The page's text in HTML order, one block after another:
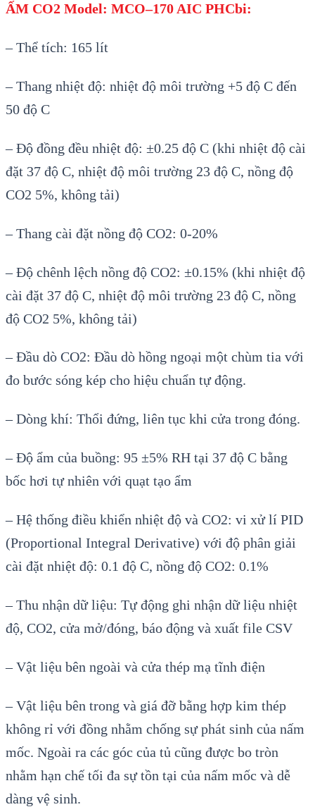
ẤM CO2 Model: MCO–170 AIC PHCbi:
– Thể tích: 165 lít
– Thang nhiệt độ: nhiệt độ môi trường +5 độ C đến
50 độ C
– Độ đồng đều nhiệt độ: ±0.25 độ C (khi nhiệt độ cài
đặt 37 độ C, nhiệt độ môi trường 23 độ C, nồng độ
CO2 5%, không tải)
– Thang cài đặt nồng độ CO2: 0-20%
– Độ chênh lệch nồng độ CO2: ±0.15% (khi nhiệt độ
cài đặt 37 độ C, nhiệt độ môi trường 23 độ C, nồng
độ CO2 5%, không tải)
– Đầu dò CO2: Đầu dò hồng ngoại một chùm tia với
đo bước sóng kép cho hiệu chuẩn tự động.
– Dòng khí: Thổi đứng, liên tục khi cửa trong đóng.
– Độ ẩm của buồng: 95 ±5% RH tại 37 độ C bằng
bốc hơi tự nhiên với quạt tạo ẩm
– Hệ thống điều khiển nhiệt độ và CO2: vi xử lí PID
(Proportional Integral Derivative) với độ phân giải
cài đặt nhiệt độ: 0.1 độ C, nồng độ CO2: 0.1%
– Thu nhận dữ liệu: Tự động ghi nhận dữ liệu nhiệt
độ, CO2, cửa mở/đóng, báo động và xuất file CSV
– Vật liệu bên ngoài và cửa thép mạ tĩnh điện
– Vật liệu bên trong và giá đỡ bằng hợp kim thép
không rỉ với đồng nhằm chống sự phát sinh của nấm
mốc. Ngoài ra các góc của tủ cũng được bo tròn
nhằm hạn chế tối đa sự tồn tại của nấm mốc và dễ
dàng vệ sinh.